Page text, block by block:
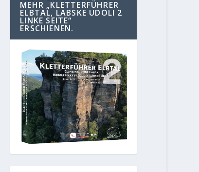
MEHR „KLETTERFÜHRER
ELBTAL, LABSKE UDOLI 2
LINKE SEITE“
ERSCHIENEN.